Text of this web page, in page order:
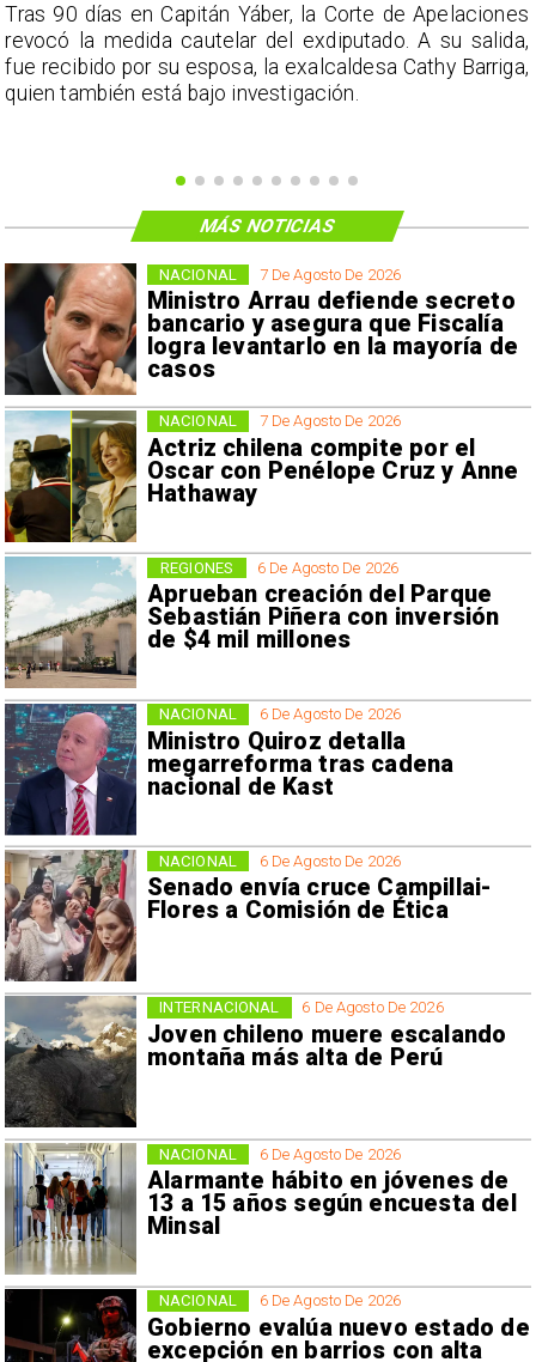
Tras 90 días en Capitán Yáber, la Corte de Apelaciones
revocó la medida cautelar del exdiputado. A su salida,
fue recibido por su esposa, la exalcaldesa Cathy Barriga,
quien también está bajo investigación.
7 De Agosto De 2026
Ministro Arrau defiende secreto
bancario y asegura que Fiscalía
logra levantarlo en la mayoría de
casos
NACIONAL
7 De Agosto De 2026
Actriz chilena compite por el
Oscar con Penélope Cruz y Anne
Hathaway
NACIONAL
6 De Agosto De 2026
Aprueban creación del Parque
Sebastián Piñera con inversión
de $4 mil millones
REGIONES
6 De Agosto De 2026
Ministro Quiroz detalla
megarreforma tras cadena
nacional de Kast
NACIONAL
6 De Agosto De 2026
Senado envía cruce Campillai-
Flores a Comisión de Ética
NACIONAL
6 De Agosto De 2026
Joven chileno muere escalando
montaña más alta de Perú
INTERNACIONAL
6 De Agosto De 2026
Alarmante hábito en jóvenes de
13 a 15 años según encuesta del
Minsal
NACIONAL
6 De Agosto De 2026
Gobierno evalúa nuevo estado de
excepción en barrios con alta
NACIONAL
MÁS NOTICIAS